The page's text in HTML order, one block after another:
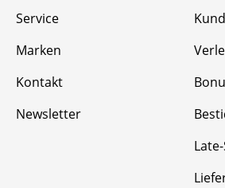
Service
Marken
Kontakt
Newsletter